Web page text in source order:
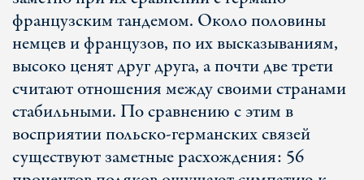
французским тандемом. Около половины
немцев и французов, по их высказываниям,
высоко ценят друг друга, а почти две трети
считают отношения между своими странами
стабильными. По сравнению с этим в
восприятии польско-германских связей
существуют заметные расхождения: 56